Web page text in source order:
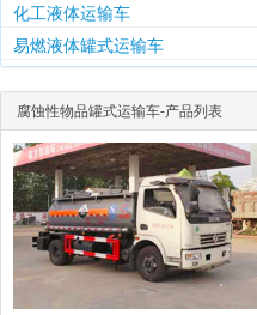
化工液体运输车
易燃液体罐式运输车
腐蚀性物品罐式运输车-产品列表